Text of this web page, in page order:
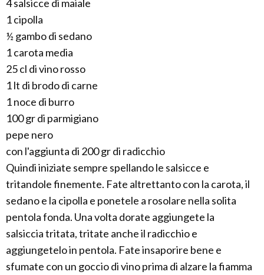
4 salsicce di maiale
1 cipolla
½ gambo di sedano
1 carota media
25 cl di vino rosso
1 lt di brodo di carne
1 noce di burro
100 gr di parmigiano
pepe nero
con l'aggiunta di 200 gr di radicchio
Quindi iniziate sempre spellando le salsicce e
tritandole finemente. Fate altrettanto con la carota, il
sedano e la cipolla e ponetele a rosolare nella solita
pentola fonda. Una volta dorate aggiungete la
salsiccia tritata, tritate anche il radicchio e
aggiungetelo in pentola. Fate insaporire bene e
sfumate con un goccio di vino prima di alzare la fiamma